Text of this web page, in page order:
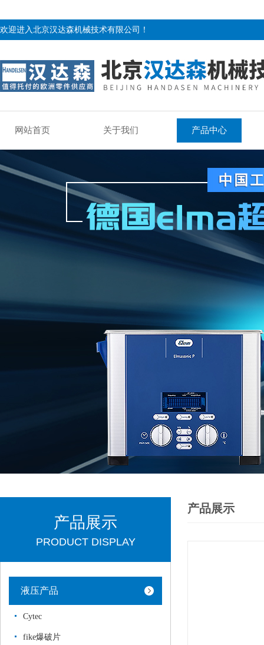
欢迎进入北京汉达森机械技术有限公司！
网站首页 关于我们 产品中心
产品展示
PRODUCT DISPLAY
液压产品
Cytec
fike爆破片
产品展示